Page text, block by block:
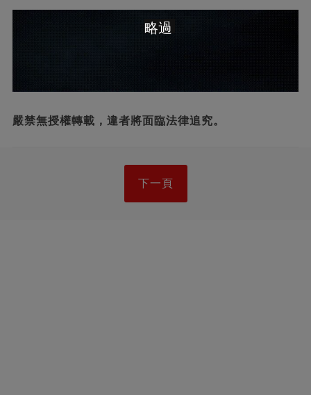
嚴禁無授權轉載，違者將面臨法律追究。
下一頁
略過